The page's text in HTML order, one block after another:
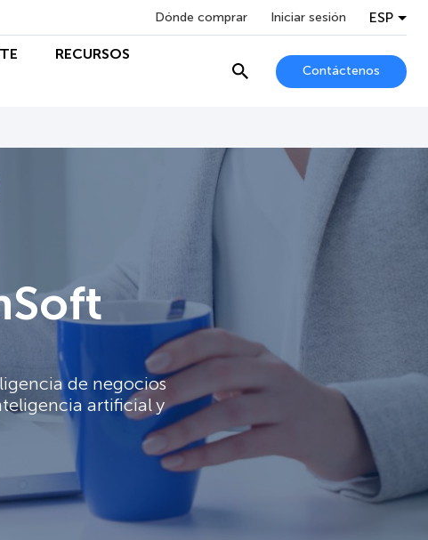
Dónde comprar Iniciar sesión ESP
RECURSOS
Contáctenos
de negocios
artificial y